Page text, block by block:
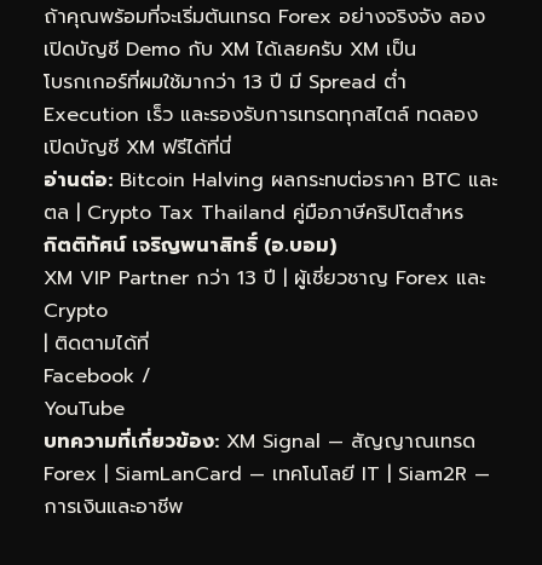
ถ้าคุณพร้อมที่จะเริ่มต้นเทรด Forex อย่างจริงจัง ลอง
เปิดบัญชี Demo กับ XM ได้เลยครับ XM เป็น
โบรกเกอร์ที่ผมใช้มากว่า 13 ปี มี Spread ต่ำ
Execution เร็ว และรองรับการเทรดทุกสไตล์ ทดลอง
เปิดบัญชี XM ฟรีได้ที่นี่
อ่านต่อ: Bitcoin Halving ผลกระทบต่อราคา BTC และ
ตล | Crypto Tax Thailand คู่มือภาษีคริปโตสำหร
กิตติทัศน์ เจริญพนาสิทธิ์ (อ.บอม)
XM VIP Partner กว่า 13 ปี | ผู้เชี่ยวชาญ Forex และ
Crypto
| ติดตามได้ที่
Facebook /
YouTube
บทความที่เกี่ยวข้อง: XM Signal — สัญญาณเทรด
Forex | SiamLanCard — เทคโนโลยี IT | Siam2R —
การเงินและอาชีพ